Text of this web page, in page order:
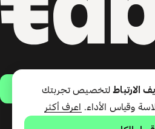
التطبيق
الارتباطلتخصيص تجربتك
وقياس الأداء.
اعرف أكثر